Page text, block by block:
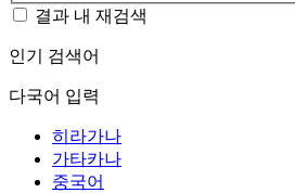
결과 내 재검색
인기 검색어
다국어 입력
히라가나
가타카나
중국어